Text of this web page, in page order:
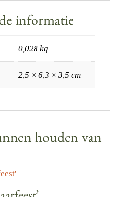
informatie
0,028 kg
2,5 × 6,3 × 3,5 cm
houden van